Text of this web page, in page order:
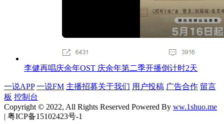
李健再唱庆余年OST 庆余年第二季开播倒计时2天
一说APP 一说FM 主播招募关于我们 用户投稿 广告合作 留言
板 控制台
Copyright © 2022, All Rights Reserved Powered By ww.1shuo.me
| 粤ICP备15102423号-1